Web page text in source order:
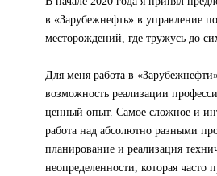
в «Зарубежнефть» в управление
месторождений, где тружусь до
Для меня работа в
возможность реализации
ценный опыт. Самое сложное и
работа над абсолютно разными
планирование и реализация
неопределенности, которая часто